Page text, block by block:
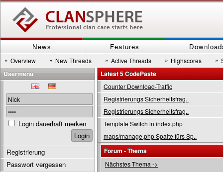
News Features
» Overview » New Threads » Active Threads » Highscores »
Latest 5 CodePaste
Counter Download-Traffic
Registrierungs Sicherheitsfrag..
Registrierungs Sicherheitsfrag..
Template Switch in index.php
maps/manage.php Spalte fürs Sp..
Forum - Thema
Nächstes Thema ->
Usermenu
Login dauerhaft merken
Registrierung
Passwort vergessen